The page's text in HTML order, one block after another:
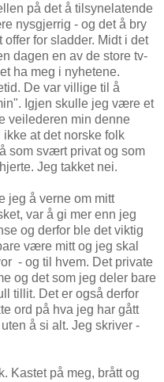
på det å tilsynelatende
nysgjerrig - og det å bry
for sladder. Midt i det
dagen en av de store tv-
ha meg i nyhetene.
De var villige til å
Igjen skulle jeg være et
veilederen min denne
at det norske folk
som svært privat og som
Jeg takket nei.
jeg å verne om mitt
var å gi mer enn jeg
og derfor ble det viktig
være mitt og jeg skal
- og til hvem. Det private
og det som jeg deler bare
tillit. Det er også derfor
ord på hva jeg har gått
å si alt. Jeg skriver -
Kastet på meg, brått og